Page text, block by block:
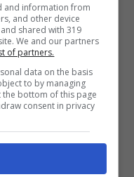
un
per
arrivare a due.
piano basela
proprio. Dato che
rischiare il
rete una volta
and information from
and other device
shared with 319
We and our partners
of partners.
data on the basis
to by managing
bottom of this page
consent in privacy